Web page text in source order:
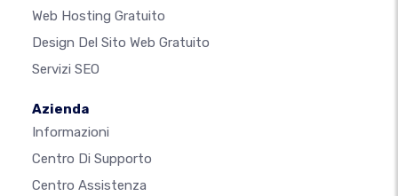
Web Hosting Gratuito
Design Del Sito Web Gratuito
Servizi SEO
Azienda
Informazioni
Centro Di Supporto
Centro Assistenza